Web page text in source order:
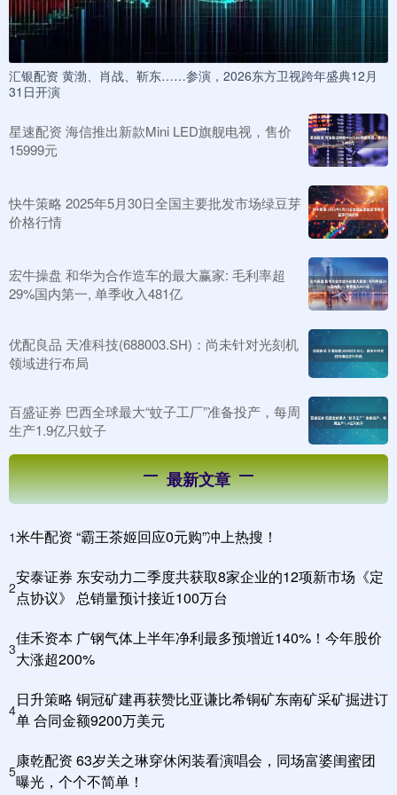
汇银配资 黄渤、肖战、靳东……参演，2026东方卫视跨年盛典12月
31日开演
星速配资 海信推出新款Mini LED旗舰电视，售价
15999元
快牛策略 2025年5月30日全国主要批发市场绿豆芽
价格行情
宏牛操盘 和华为合作造车的最大赢家: 毛利率超
29%国内第一, 单季收入481亿
优配良品 天准科技(688003.SH)：尚未针对光刻机
领域进行布局
百盛证券 巴西全球最大“蚊子工厂”准备投产，每周
生产1.9亿只蚊子
最新文章
1米牛配资 “霸王茶姬回应0元购”冲上热搜！
2
安泰证券 东安动力二季度共获取8家企业的12项新市场《定
点协议》 总销量预计接近100万台
3
佳禾资本 广钢气体上半年净利最多预增近140%！今年股价
大涨超200%
4
日升策略 铜冠矿建再获赞比亚谦比希铜矿东南矿采矿掘进订
单 合同金额9200万美元
5
康乾配资 63岁关之琳穿休闲装看演唱会，同场富婆闺蜜团
曝光，个个不简单！